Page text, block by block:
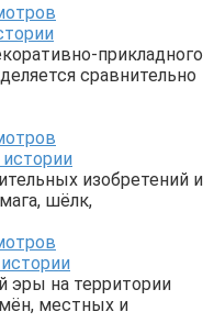
прикладного
сравнительно
изобретений и
шёлк,
эры на территории
местных и